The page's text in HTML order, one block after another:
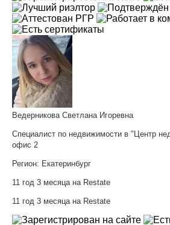
Ведерникова Светлана Игоревна
Специалист по недвижимости в "Центр
офис 2
Регион: Екатеринбург
11 год 3 месяца на Restate
11 год 3 месяца на Restate